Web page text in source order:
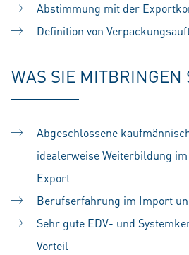
Abstimmung mit der
Definition von
WAS SIE MITBRINGEN
Abgeschlossene
idealerweise Weiterbildung
Export
Berufserfahrung im Import
Sehr gute EDV- und
Vorteil